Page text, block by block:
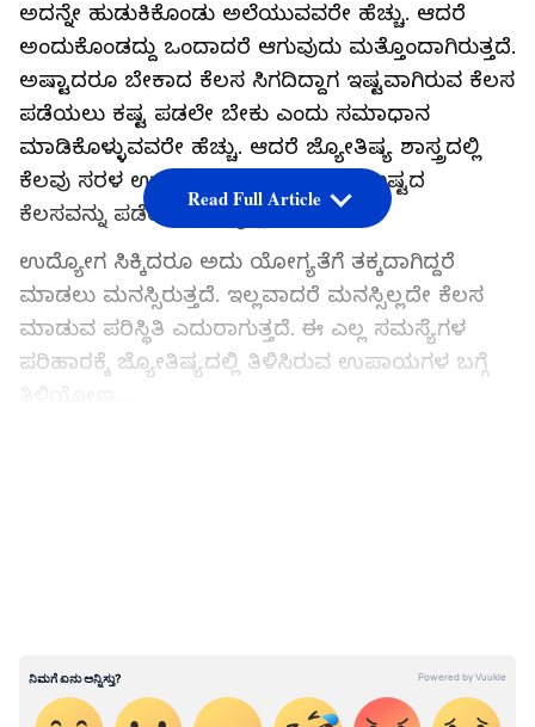
ಅದನ್ನೇ ಹುಡುಕಿಕೊಂಡು ಅಲೆಯುವವರೇ ಹೆಚ್ಚು. ಆದರೆ
ಅಂದುಕೊಂಡದ್ದು ಒಂದಾದರೆ ಆಗುವುದು ಮತ್ತೊಂದಾಗಿರುತ್ತದೆ.
ಅಷ್ಟಾದರೂ ಬೇಕಾದ ಕೆಲಸ ಸಿಗದಿದ್ದಾಗ ಇಷ್ಟವಾಗಿರುವ ಕೆಲಸ
ಪಡೆಯಲು ಕಷ್ಟ ಪಡಲೇ ಬೇಕು ಎಂದು ಸಮಾಧಾನ
ಮಾಡಿಕೊಳ್ಳುವವರೇ ಹೆಚ್ಚು. ಆದರೆ ಜ್ಯೋತಿಷ್ಯ ಶಾಸ್ತ್ರದಲ್ಲಿ
ಕೆಲವು ಸರಳ ಉಪಾಯಗಳನ್ನು ಪಾಲಿಸಿದರೆ ಇಷ್ಟದ
ಕೆಲಸವನ್ನು ಪಡೆಯುವ ಅದೃಷ್ಟ ಸಿಗುತ್ತದೆ.
ಉದ್ಯೋಗ ಸಿಕ್ಕಿದರೂ ಅದು ಯೋಗ್ಯತೆಗೆ ತಕ್ಕದಾಗಿದ್ದರೆ
ಮಾಡಲು ಮನಸ್ಸಿರುತ್ತದೆ. ಇಲ್ಲವಾದರೆ ಮನಸ್ಸಿಲ್ಲದೇ ಕೆಲಸ
ಮಾಡುವ ಪರಿಸ್ಥಿತಿ ಎದುರಾಗುತ್ತದೆ. ಈ ಎಲ್ಲ ಸಮಸ್ಯೆಗಳ
ಪರಿಹಾರಕ್ಕೆ ಜ್ಯೋತಿಷ್ಯದಲ್ಲಿ ತಿಳಿಸಿರುವ ಉಪಾಯಗಳ ಬಗ್ಗೆ
ಪ್ರಾರ್ಥಿಸಿಕೊಳ್ಳಬೇಕು. ಕಾಳಿ ದೇವಿಯ ಪಾದಗಳ ಮೇಲಿಟ್ಟು
ಮನಸ್ಸಿನಲ್ಲಿರುವುದನ್ನು ಕೇಳಿಕೊಳ್ಳಬೇಕು. ಇದರಿಂದ ಕೆಲಸಕ್ಕೆ
Read Full Article